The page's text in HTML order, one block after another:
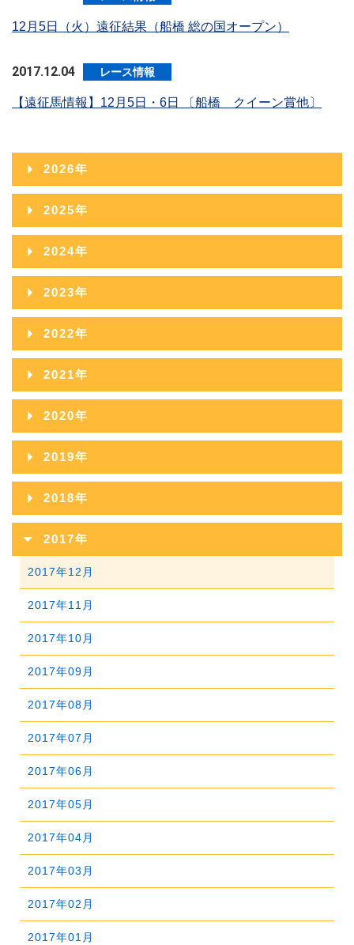
12月5日（火）遠征結果（船橋 総の国オープン）
2017.12.04 レース情報
【遠征馬情報】12月5日・6日 〔船橋 クイーン賞他〕
2026年
2026年08月
2026年07月
2026年06月
2026年05月
2026年04月
2026年03月
2026年02月
2026年01月
2025年
2025年12月
2025年11月
2025年10月
2025年09月
2025年08月
2025年07月
2025年06月
2025年05月
2025年03月
2025年02月
2025年01月
2024年
2024年12月
2024年11月
2024年10月
2024年09月
2024年08月
2024年07月
2024年06月
2024年05月
2023年
2023年12月
2023年11月
2023年10月
2023年09月
2023年08月
2023年07月
2023年06月
2023年05月
2023年04月
2023年03月
2023年02月
2023年01月
2022年
2022年12月
2022年11月
2022年10月
2022年09月
2022年08月
2022年07月
2022年06月
2022年05月
2022年04月
2022年03月
2022年02月
2022年01月
2021年
2021年12月
2021年11月
2021年10月
2021年09月
2021年08月
2021年07月
2021年06月
2021年05月
2021年04月
2021年03月
2021年02月
2021年01月
2020年
2020年12月
2020年11月
2020年10月
2020年09月
2020年08月
2020年07月
2020年06月
2020年05月
2020年04月
2020年03月
2020年02月
2020年01月
2019年
2019年12月
2019年11月
2019年10月
2019年09月
2019年08月
2019年07月
2019年06月
2019年05月
2019年04月
2019年03月
2019年02月
2019年01月
2018年
2018年12月
2017年
2017年12月
2017年11月
2017年10月
2017年09月
2017年08月
2017年07月
2017年06月
2017年05月
2017年04月
2017年03月
2017年02月
2017年01月